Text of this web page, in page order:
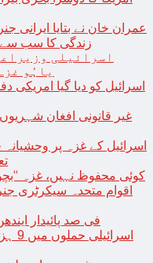
عمران خان نے بتایا ایرانی
زندگی کا سب سے
اسرائیلی
یاہُو
اسرائیل کو دیا گیا امریکی
غیر قانونی افغان
اسرائیل کے غزہ پر
تعداد
اقوام متحدہ سیکرٹری
100 فی صد پائیدار